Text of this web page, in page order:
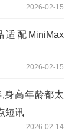
2026-02-15
配MiniMax
2026-02-15
身高年龄都太
短讯
2026-02-14